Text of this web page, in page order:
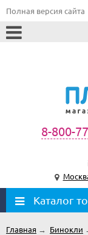
Полная версия сайта
8-800-
Каталог
Главная → Бинокли